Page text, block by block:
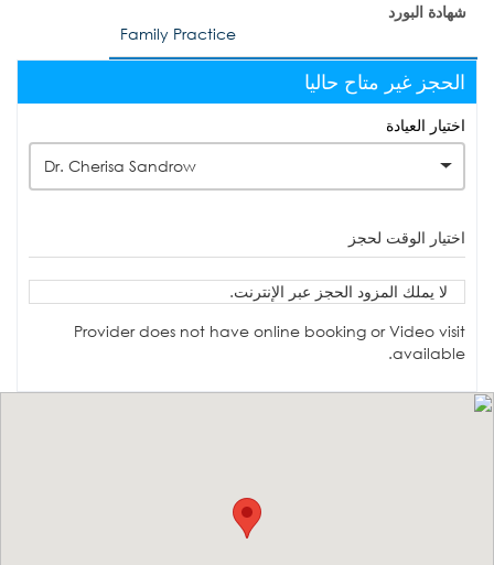
شهادة البورد
Family Practice
الحجز غير متاح حاليا
اختيار العيادة
Dr. Cherisa Sandrow
اختيار الوقت لحجز
لا يملك المزود الحجز عبر الإنترنت.
Provider does not have online booking or Video visit
available.